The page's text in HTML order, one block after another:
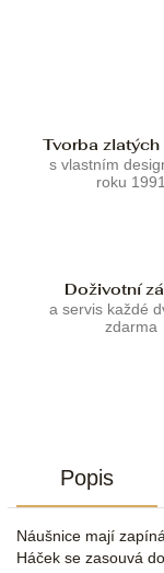
Tvorba zlatých
s vlastním
roku 1991
Doživotní
a servis každé
zdarma
Popis
Náušnice mají
Háček se zasouvá